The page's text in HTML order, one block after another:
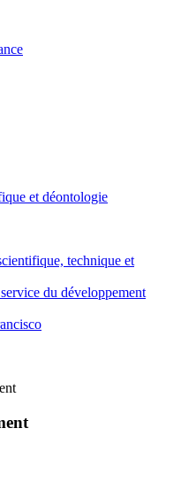
et déontologie
technique et
du développement